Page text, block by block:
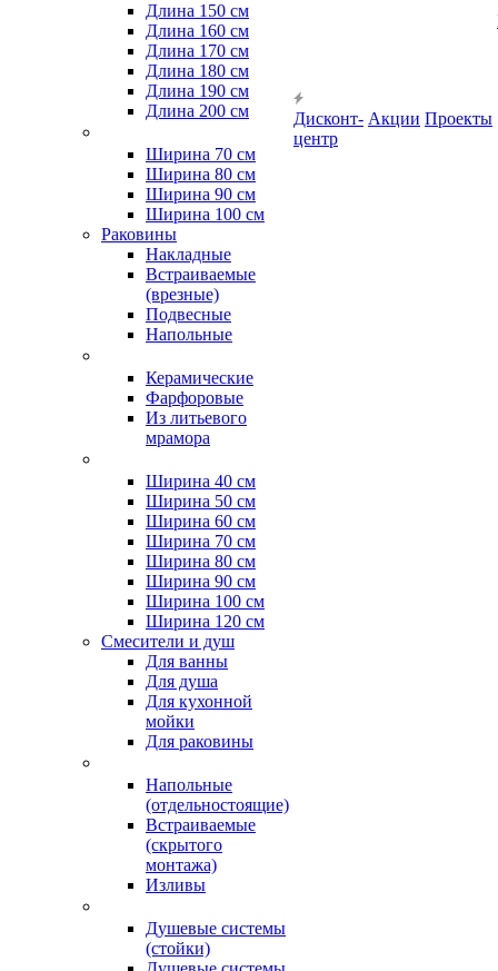
Длина 150 см
Длина 160 см
Длина 170 см
Длина 180 см
Длина 190 см
Длина 200 см
Ширина 70 см
Ширина 80 см
Ширина 90 см
Ширина 100 см
Раковины
Накладные
Встраиваемые
(врезные)
Подвесные
Напольные
Керамические
Фарфоровые
Из литьевого
мрамора
Ширина 40 см
Ширина 50 см
Ширина 60 см
Ширина 70 см
Ширина 80 см
Ширина 90 см
Ширина 100 см
Ширина 120 см
Смесители и душ
Для ванны
Для душа
Для кухонной
мойки
Для раковины
Напольные
(отдельностоящие)
Встраиваемые
(скрытого
монтажа)
Изливы
Душевые системы
(стойки)
Дисконт-
центр
Акции Проекты